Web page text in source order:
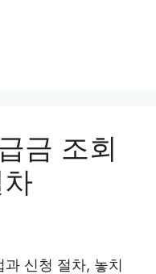
금 조회
신청 절차, 놓치